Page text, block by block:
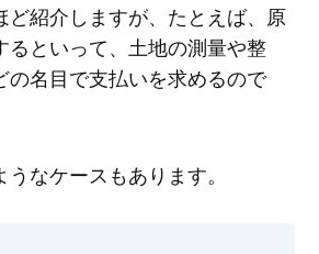
ど紹介しますが、たとえば、原
るといって、土地の測量や整
の名目で支払いを求めるので
なケースもあります。